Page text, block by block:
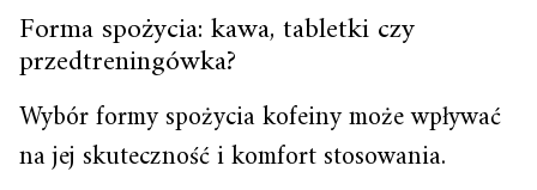
Forma spożycia: kawa, tabletki czy
przedtreningówka?
Wybór formy spożycia kofeiny może wpływać
na jej skuteczność i komfort stosowania.